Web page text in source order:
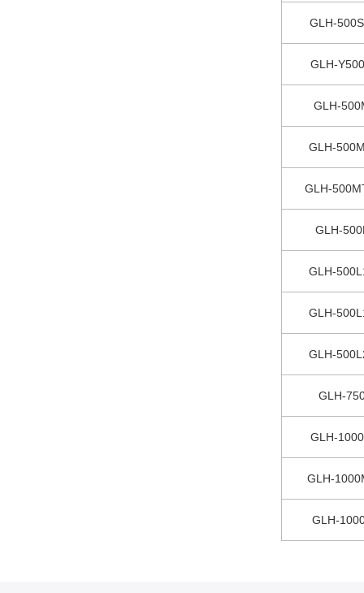
GLH-
GLH-
GLH-
GLH-
GLH-
GLH-
GLH-
GLH-
GLH-
GLH-
GLH-
GLH-
GLH-